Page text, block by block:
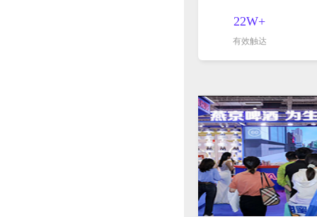
22W+
有效触达